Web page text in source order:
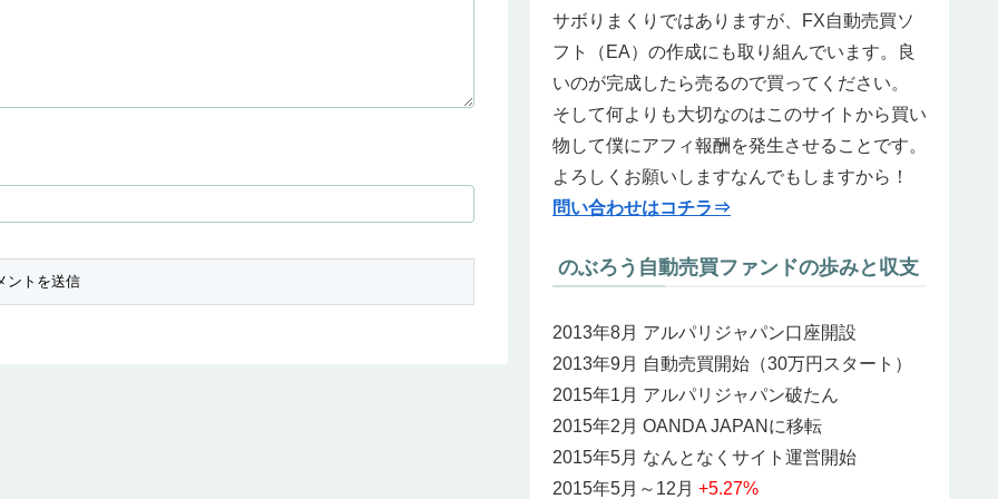
サボりまくりではありますが、FX自動売買ソ
フト（EA）の作成にも取り組んでいます。良
いのが完成したら売るので買ってください。
そして何よりも大切なのはこのサイトから買い
物して僕にアフィ報酬を発生させることです。
よろしくお願いしますなんでもしますから！
問い合わせはコチラ⇒
のぶろう自動売買ファンドの歩みと収支
2013年8月 アルパリジャパン口座開設
2013年9月 自動売買開始（30万円スタート）
2015年1月 アルパリジャパン破たん
2015年2月 OANDA JAPANに移転
2015年5月 なんとなくサイト運営開始
2015年5月～12月 +5.27%